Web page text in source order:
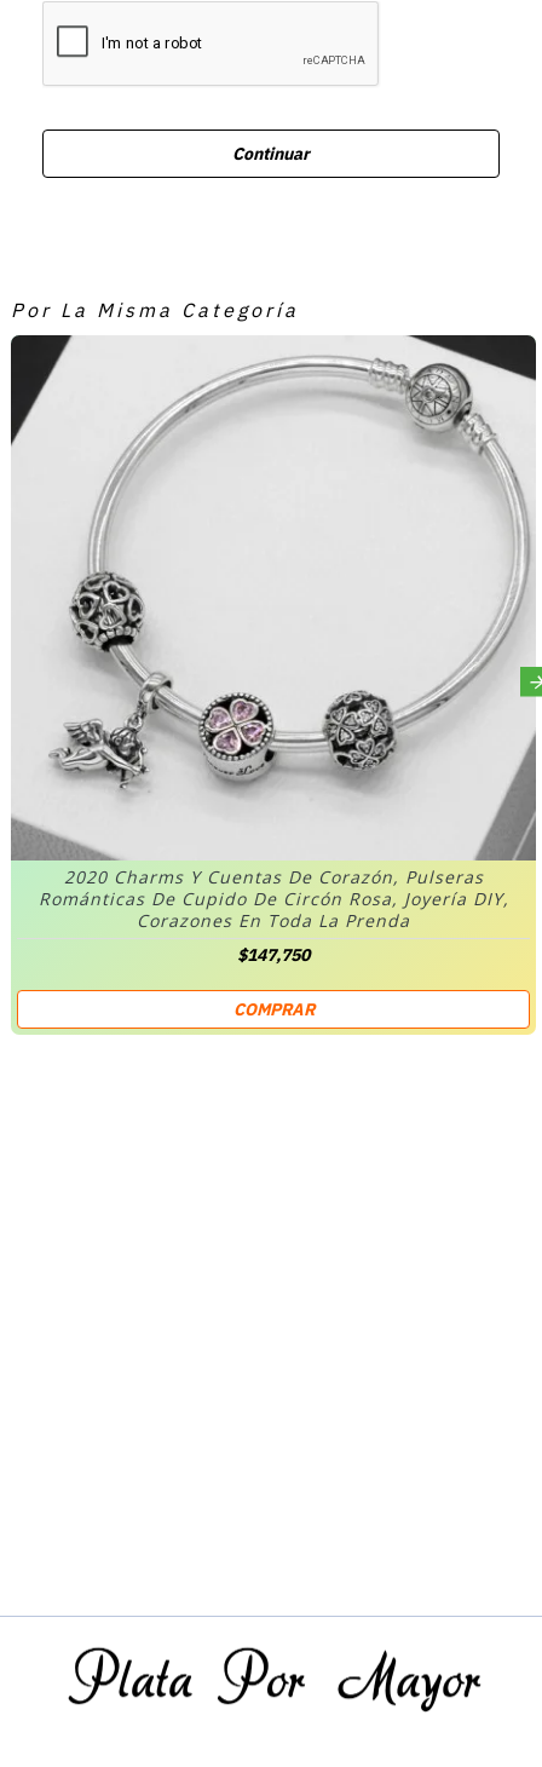
Continuar
Por La Misma Categoría
2020 Charms Y Cuentas De Corazón, Pulseras
Románticas De Cupido De Circón Rosa, Joyería DIY,
Corazones En Toda La Prenda
$147,750
COMPRAR